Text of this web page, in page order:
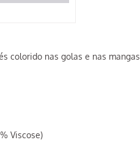
colorido nas golas e nas mangas.
Viscose)